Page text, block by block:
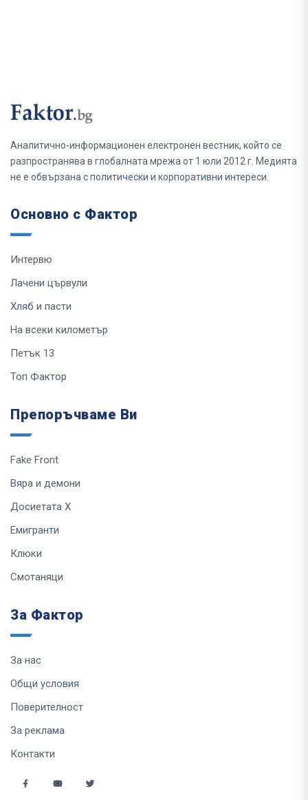
Аналитично-информационен електронен вестник, който се
разпространява в глобалната мрежа от 1 юли 2012 г. Медията
не е обвързана с политически и корпоративни интереси.
Основно с Фактор
Интервю
Лачени цървули
Хляб и пасти
На всеки километър
Петък 13
Топ Фактор
Препоръчваме Ви
Fake Front
Вяра и демони
Досиетата Х
Емигранти
Клюки
Смотаняци
За Фактор
За нас
Общи условия
Поверителност
За реклама
Контакти